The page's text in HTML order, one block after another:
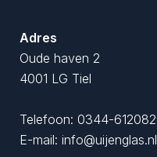
Adres
Oude haven 2
4001 LG Tiel
Telefoon: 0344-612082
E-mail: info@uijenglas.nl